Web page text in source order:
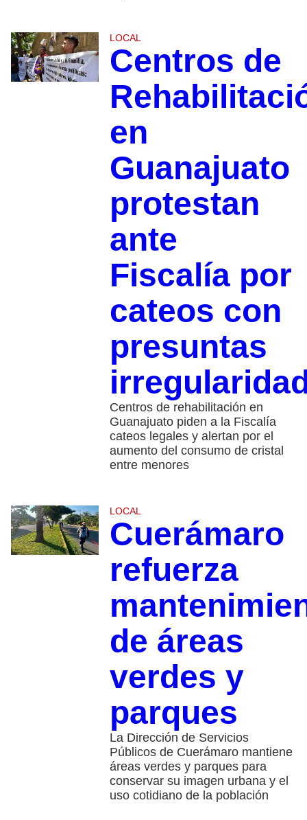
LOCAL
Centros de
en
Guanajuato
protestan
ante
Fiscalía por
cateos con
presuntas
Centros de rehabilitación en
Guanajuato piden a la Fiscalía
cateos legales y alertan por el
aumento del consumo de cristal
entre menores
LOCAL
Cuerámaro
refuerza
de áreas
verdes y
parques
La Dirección de Servicios
Públicos de Cuerámaro mantiene
áreas verdes y parques para
conservar su imagen urbana y el
uso cotidiano de la población